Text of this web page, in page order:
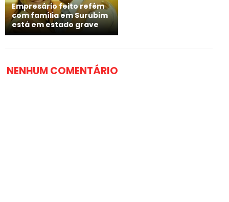
Empresário feito refém
com família em Surubim
está em estado grave
NENHUM COMENTÁRIO